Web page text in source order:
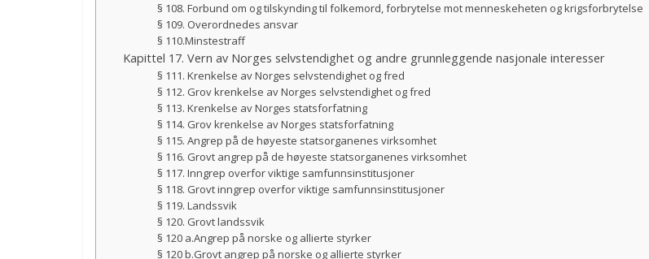
§ 108. Forbund om og tilskynding til folkemord, forbrytelse mot menneskeheten og krigsforbrytelse
§ 109. Overordnedes ansvar
§ 110.Minstestraff
Kapittel 17. Vern av Norges selvstendighet og andre grunnleggende nasjonale interesser
§ 111. Krenkelse av Norges selvstendighet og fred
§ 112. Grov krenkelse av Norges selvstendighet og fred
§ 113. Krenkelse av Norges statsforfatning
§ 114. Grov krenkelse av Norges statsforfatning
§ 115. Angrep på de høyeste statsorganenes virksomhet
§ 116. Grovt angrep på de høyeste statsorganenes virksomhet
§ 117. Inngrep overfor viktige samfunnsinstitusjoner
§ 118. Grovt inngrep overfor viktige samfunnsinstitusjoner
§ 119. Landssvik
§ 120. Grovt landssvik
§ 120 a.Angrep på norske og allierte styrker
§ 120 b.Grovt angrep på norske og allierte styrker